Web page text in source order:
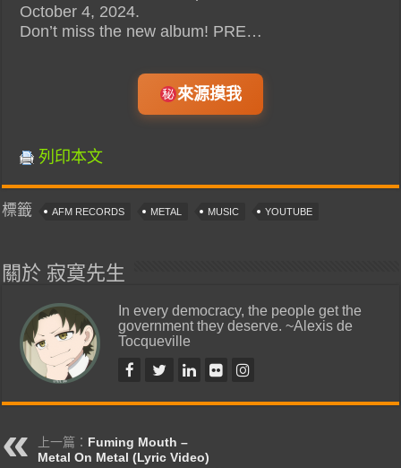
October 4, 2024.
Don’t miss the new album! PRE…
來源摸我
列印本文
標籤 AFM RECORDS METAL MUSIC YOUTUBE
關於 寂寞先生
In every democracy, the people get the
government they deserve. ~Alexis de
Tocqueville
上一篇： Fuming Mouth –
Metal On Metal (Lyric Video)